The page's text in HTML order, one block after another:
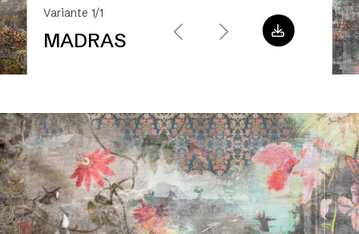
Variante 1/1
MADRAS